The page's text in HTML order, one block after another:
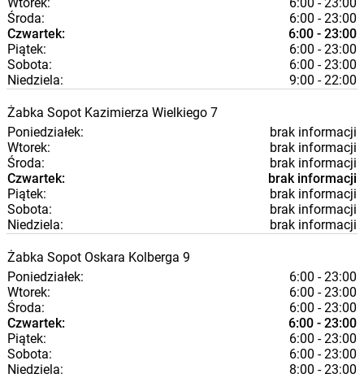
Środa:
6:00 - 23:00
Czwartek:
6:00 - 23:00
Piątek:
6:00 - 23:00
Sobota:
6:00 - 23:00
Niedziela:
9:00 - 22:00
Żabka Sopot Kazimierza Wielkiego 7
Poniedziałek:
brak informacji
Wtorek:
brak informacji
Środa:
brak informacji
Czwartek:
brak informacji
Piątek:
brak informacji
Sobota:
brak informacji
Niedziela:
brak informacji
Żabka Sopot Oskara Kolberga 9
Poniedziałek:
6:00 - 23:00
Wtorek:
6:00 - 23:00
Środa:
6:00 - 23:00
Czwartek:
6:00 - 23:00
Piątek:
6:00 - 23:00
Sobota:
6:00 - 23:00
Niedziela:
8:00 - 23:00